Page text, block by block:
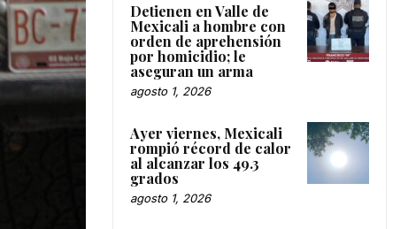
Detienen en Valle de
Mexicali a hombre con
orden de aprehensión
por homicidio; le
aseguran un arma
agosto 1, 2026
Ayer viernes, Mexicali
rompió récord de calor
al alcanzar los 49.3
grados
agosto 1, 2026